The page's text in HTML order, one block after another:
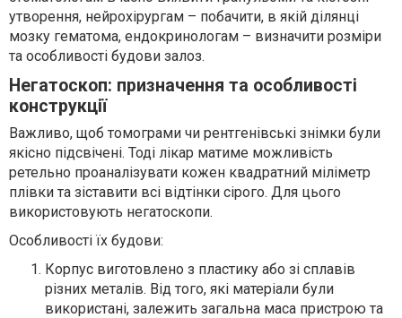
утворення, нейрохірургам – побачити, в якій ділянці
мозку гематома, ендокринологам – визначити розміри
та особливості будови залоз.
Негатоскоп: призначення та особливості
конструкції
Важливо, щоб томограми чи рентгенівські знімки були
якісно підсвічені. Тоді лікар матиме можливість
ретельно проаналізувати кожен квадратний міліметр
плівки та зіставити всі відтінки сірого. Для цього
використовують негатоскопи.
Особливості їх будови:
Корпус виготовлено з пластику або зі сплавів
різних металів. Від того, які матеріали були
використані, залежить загальна маса пристрою та